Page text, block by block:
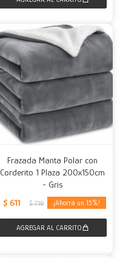
Frazada Manta Polar con
Corderito 1 Plaza 200x150cm
- Gris
$ 611 $ 719 15